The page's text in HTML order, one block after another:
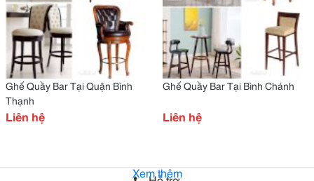
Ghế Quầy Bar Tại Quận Bình
Thạnh
Liên hệ
Ghế Quầy Bar Tại Bình Chánh
Liên hệ
Xem thêm